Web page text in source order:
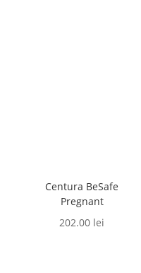
Centura BeSafe
Pregnant
202.00 lei